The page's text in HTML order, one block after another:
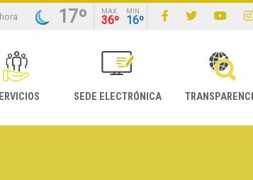
17º MAX
36º
MIN
16º
SEDE ELECTRÓNICA